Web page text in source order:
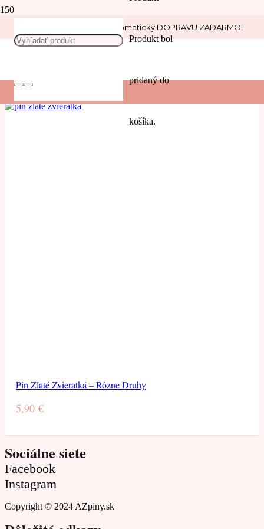
Nakúp nad 30 € a získaj automaticky DOPRAVU ZADARMO!
Produktbol
pridaný do
košíka.
animals
Pin Zlaté Zvieratká – Rôzne Druhy
5,90€
Sociálne siete
Facebook
Instagram
Copyright © 2024 AZpiny.sk